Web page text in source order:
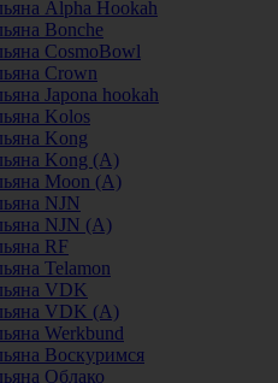
Alpha Hookah
Bonche
CosmoBowl
Crown
Japona hookah
Kolos
Kong
Kong (A)
Moon (А)
NJN
NJN (А)
RF
Telamon
VDK
VDK (А)
Werkbund
Воскуримся
Облако